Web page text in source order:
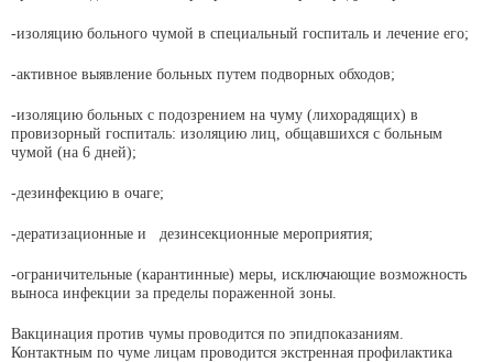
-изоляцию больного чумой в специальный госпиталь и лечение его;
-активное выявление больных путем подворных обходов;
-изоляцию больных с подозрением на чуму (лихорадящих) в
провизорный госпиталь: изоляцию лиц, общавшихся с больным
чумой (на 6 дней);
-дезинфекцию в очаге;
-дератизационные и дезинсекционные мероприятия;
-ограничительные (карантинные) меры, исключающие возможность
выноса инфекции за пределы пораженной зоны.
Вакцинация против чумы проводится по эпидпоказаниям.
Контактным по чуме лицам проводится экстренная профилактика